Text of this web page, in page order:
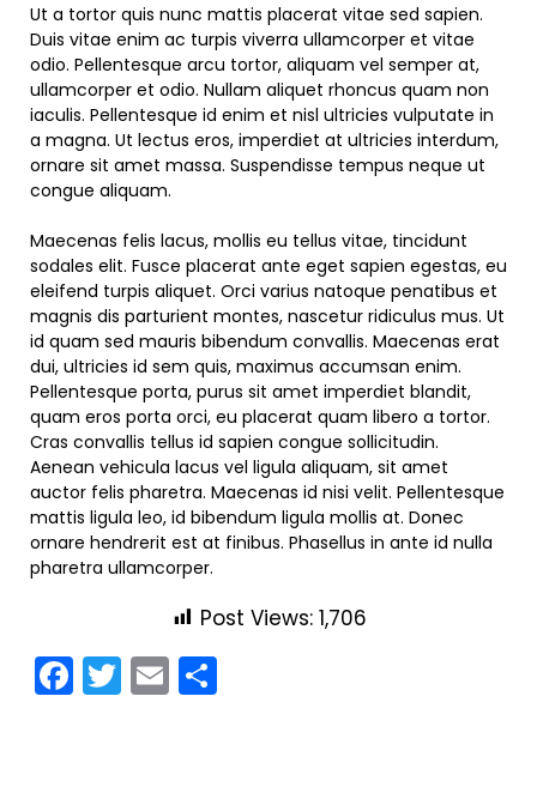
Ut a tortor quis nunc mattis placerat vitae sed sapien.
Duis vitae enim ac turpis viverra ullamcorper et vitae
odio. Pellentesque arcu tortor, aliquam vel semper at,
ullamcorper et odio. Nullam aliquet rhoncus quam non
iaculis. Pellentesque id enim et nisl ultricies vulputate in
a magna. Ut lectus eros, imperdiet at ultricies interdum,
ornare sit amet massa. Suspendisse tempus neque ut
congue aliquam.
Maecenas felis lacus, mollis eu tellus vitae, tincidunt
sodales elit. Fusce placerat ante eget sapien egestas, eu
eleifend turpis aliquet. Orci varius natoque penatibus et
magnis dis parturient montes, nascetur ridiculus mus. Ut
id quam sed mauris bibendum convallis. Maecenas erat
dui, ultricies id sem quis, maximus accumsan enim.
Pellentesque porta, purus sit amet imperdiet blandit,
quam eros porta orci, eu placerat quam libero a tortor.
Cras convallis tellus id sapien congue sollicitudin.
Aenean vehicula lacus vel ligula aliquam, sit amet
auctor felis pharetra. Maecenas id nisi velit. Pellentesque
mattis ligula leo, id bibendum ligula mollis at. Donec
ornare hendrerit est at finibus. Phasellus in ante id nulla
pharetra ullamcorper.
Post Views: 1,706
Facebook
Twitter
Email